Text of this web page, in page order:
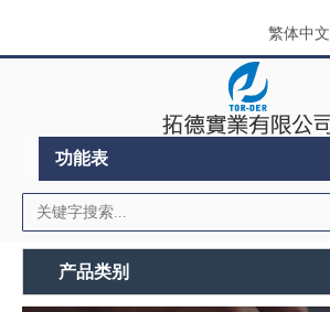
繁体中文
功能表
产品类别